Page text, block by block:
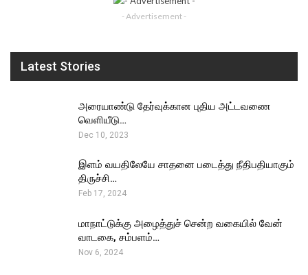
- Advertisement -
Latest Stories
அரையாண்டு தேர்வுக்கான புதிய அட்டவணை
வெளியீடு…
Dec 10, 2023
இளம் வயதிலேயே சாதனை படைத்து நீதிபதியாகும்
திருச்சி…
Feb 17, 2024
மாநாட்டுக்கு அழைத்துச் சென்ற வகையில் வேன்
வாடகை, சம்பளம்…
Nov 6, 2024